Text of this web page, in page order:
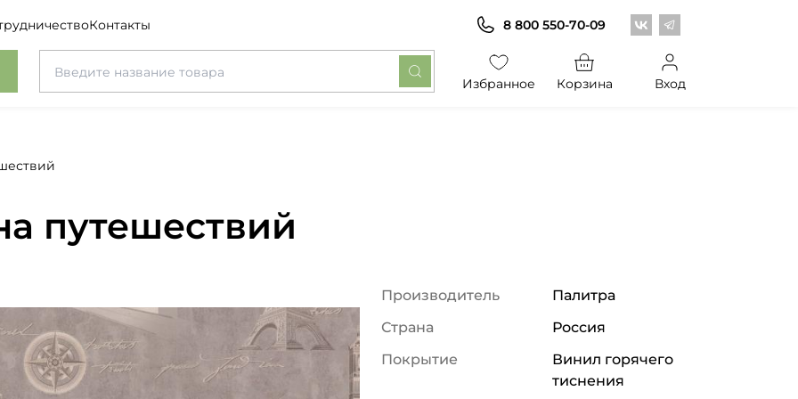
Контакты Центр обоев во
Центр обоев в
8 800 550-70-09
Избранное Корзина Вход
путешествий
Производитель
Палитра
Страна
Россия
Покрытие
Винил горячего
тиснения